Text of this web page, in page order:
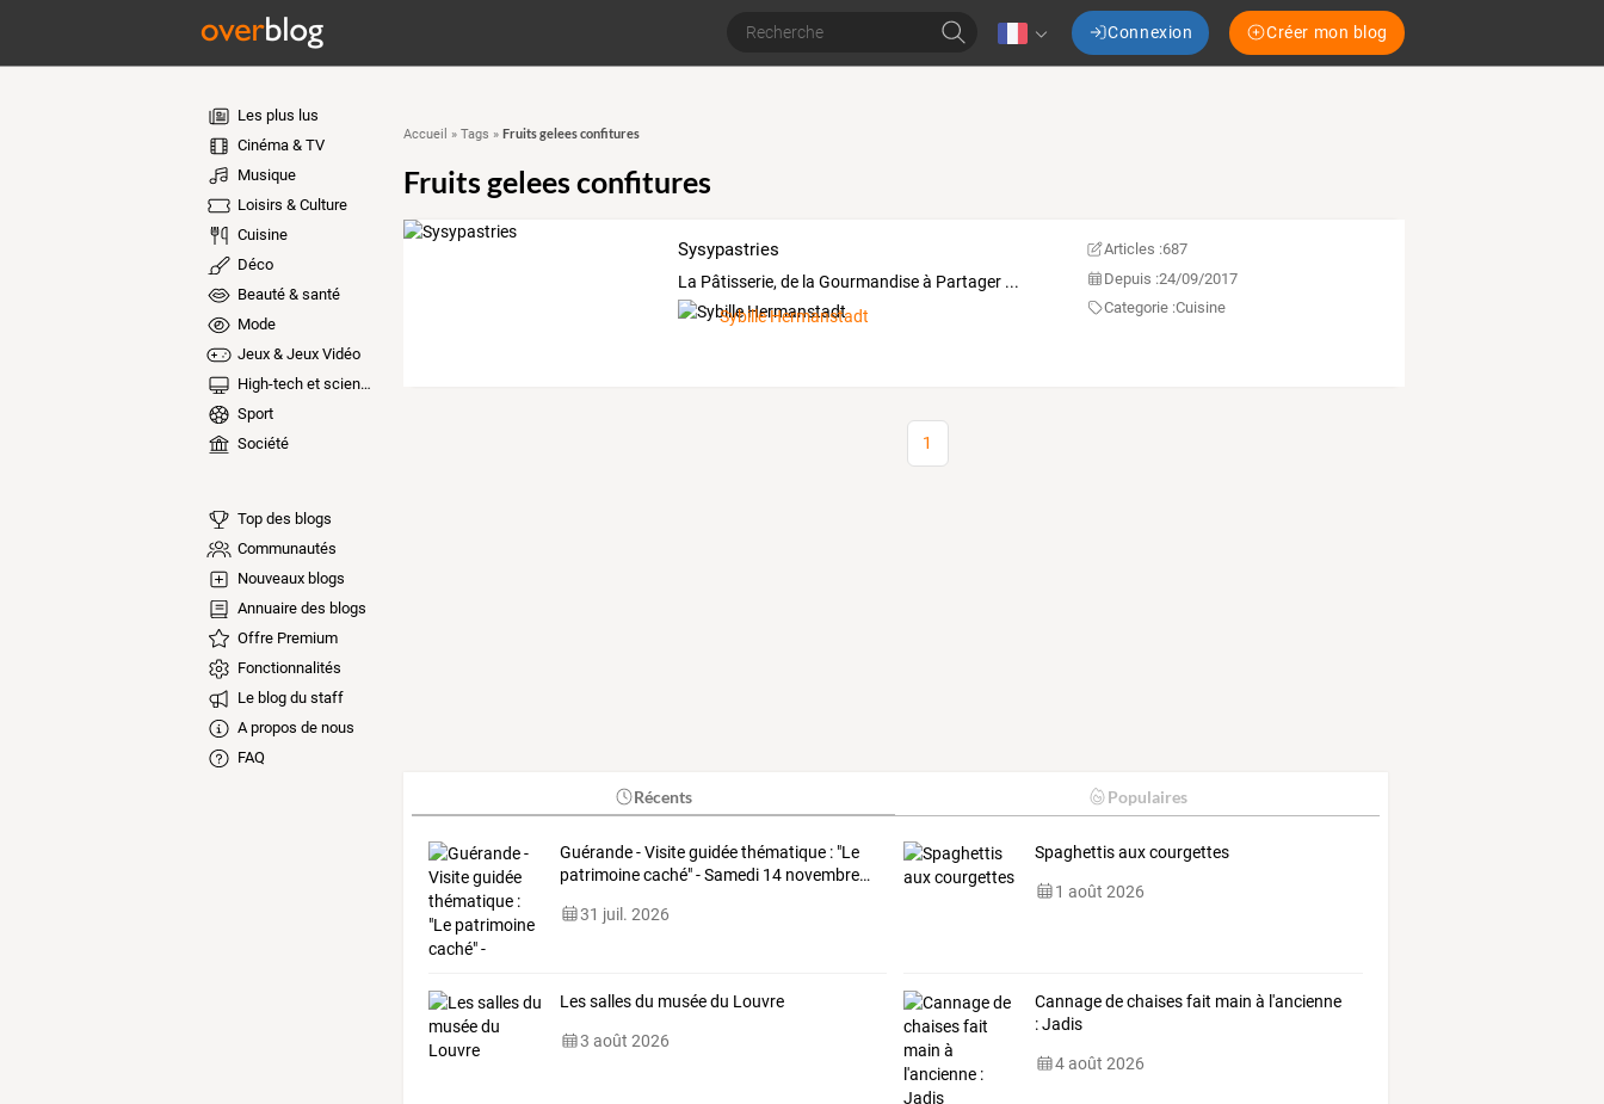
Connexion Créer mon blog
Les plus lus
Cinéma & TV
Musique
Loisirs & Culture
Cuisine
Déco
Beauté & santé
Mode
Jeux & Jeux Vidéo
High-tech et sciences
Sport
Société
Top des blogs
Communautés
Nouveaux blogs
Annuaire des blogs
Offre Premium
Fonctionnalités
Le blog du staff
A propos de nous
FAQ
Accueil » Tags » Fruits gelees confitures
Fruits gelees confitures
Sysypastries
La Pâtisserie, de la Gourmandise à Partager ...
Sybille Hermanstadt
Articles :687
Depuis :24/09/2017
Categorie :Cuisine
1
Récents Populaires
Guérande-Visiteguidéethématique:"Le
patrimoinecaché"-Samedi14novembre…
31 juil. 2026
Spaghettis aux courgettes
1 août 2026
Les salles du musée du Louvre
3 août 2026
Cannage de chaises fait main à l'ancienne
: Jadis
4 août 2026